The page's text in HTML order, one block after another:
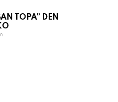
TOPA” DEN